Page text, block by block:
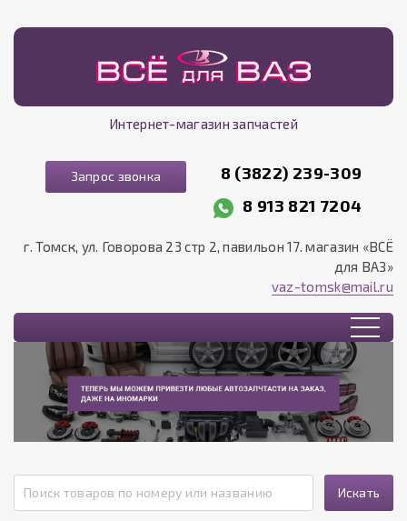
Интернет-магазин запчастей
Запрос звонка
8 (3822) 239-309
8 913 821 7204
г. Томск, ул. Говорова 23 стр 2, павильон 17. магазин «ВСЁ
для ВАЗ»
vaz-tomsk@mail.ru
Искать